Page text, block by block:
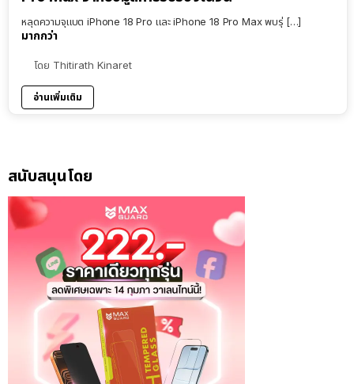
หลุดความจุแบต iPhone 18 Pro และ iPhone 18 Pro Max พบรุ่ […]
มากกว่า
โดย Thitirath Kinaret
อ่านเพิ่มเติม
สนับสนุนโดย